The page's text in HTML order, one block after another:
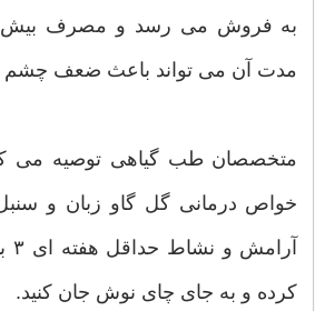
به فروش می رسد و مصرف بیش
مدت آن می تواند باعث ضعف
متخصصان طب گیاهی توصیه می
خواص درمانی گل گاو زبان و سنبل
کرده و به جای چای نوش جان کنید.